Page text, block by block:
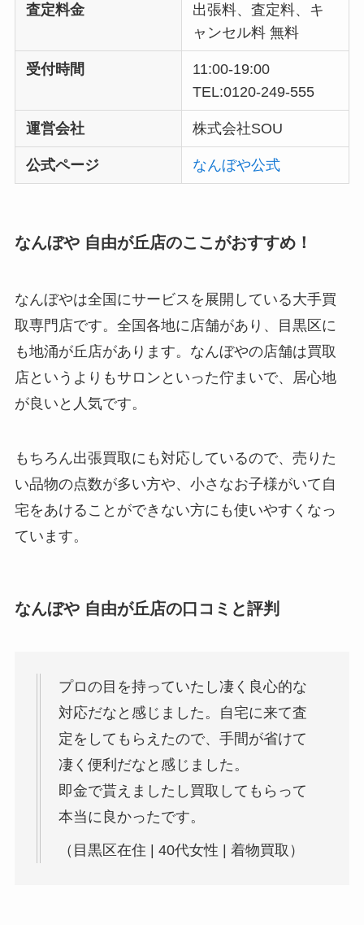
査定料金
出張料、査定料、キ
ャンセル料 無料
受付時間
11:00-19:00
TEL:0120-249-555
運営会社 株式会社SOU
公式ページ なんぼや公式
なんぼや 自由が丘店のここがおすすめ！
なんぼやは全国にサービスを展開している大手買
取専門店です。全国各地に店舗があり、目黒区に
も地涌が丘店があります。なんぼやの店舗は買取
店というよりもサロンといった佇まいで、居心地
が良いと人気です。
もちろん出張買取にも対応しているので、売りた
い品物の点数が多い方や、小さなお子様がいて自
宅をあけることができない方にも使いやすくなっ
ています。
なんぼや 自由が丘店の口コミと評判
プロの目を持っていたし凄く良心的な
対応だなと感じました。自宅に来て査
定をしてもらえたので、手間が省けて
凄く便利だなと感じました。
即金で貰えましたし買取してもらって
本当に良かったです。
（目黒区在住 | 40代女性 | 着物買取）